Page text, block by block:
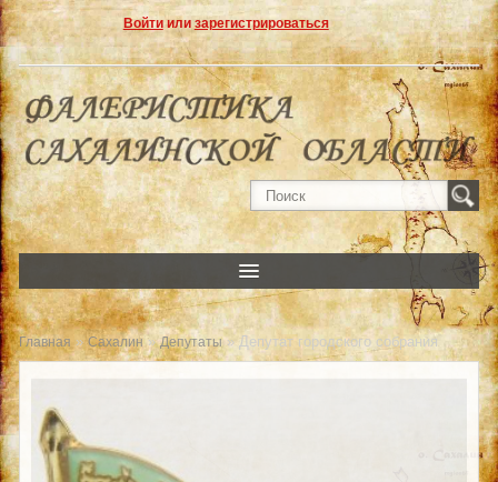
Войтиили зарегистрироваться
Главная » Сахалин»Депутаты» Депутат городского собрания